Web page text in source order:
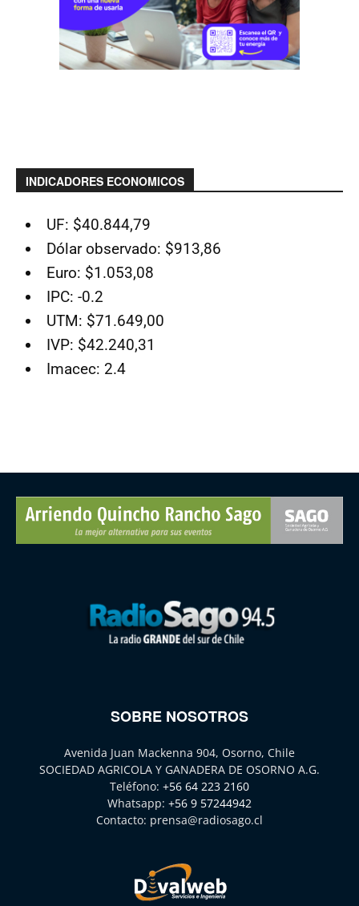
INDICADORES ECONOMICOS
UF: $40.844,79
Dólar observado: $913,86
Euro: $1.053,08
IPC: -0.2
UTM: $71.649,00
IVP: $42.240,31
Imacec: 2.4
SOBRE NOSOTROS
Avenida Juan Mackenna 904, Osorno, Chile
SOCIEDAD AGRICOLA Y GANADERA DE OSORNO A.G.
Teléfono: +56 64 223 2160
Whatsapp: +56 9 57244942
Contacto: prensa@radiosago.cl